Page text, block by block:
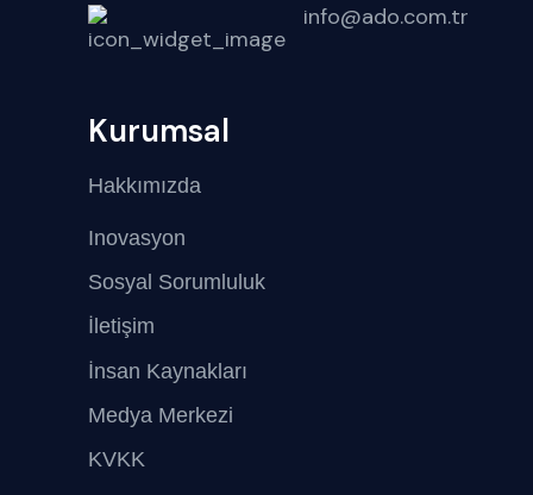
info@ado.com.tr
Kurumsal
Hakkımızda
Inovasyon
Sosyal Sorumluluk
İletişim
İnsan Kaynakları
Medya Merkezi
KVKK